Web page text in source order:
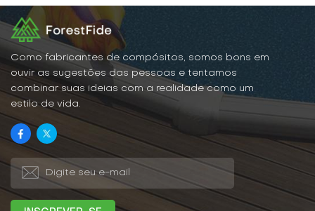
Como fabricantes de compósitos, somos bons em
ouvir as sugestões das pessoas e tentamos
combinar suas ideias com a realidade como um
estilo de vida.